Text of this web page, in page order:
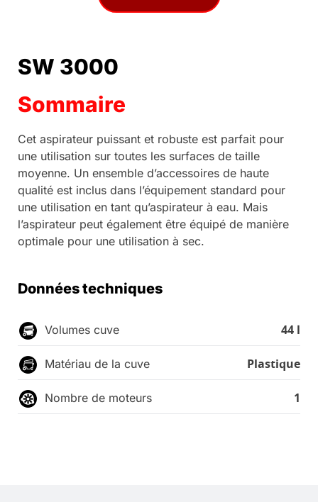
SW 3000
Sommaire
Cet aspirateur puissant et robuste est parfait pour
une utilisation sur toutes les surfaces de taille
moyenne. Un ensemble d’accessoires de haute
qualité est inclus dans l’équipement standard pour
une utilisation en tant qu’aspirateur à eau. Mais
l’aspirateur peut également être équipé de manière
optimale pour une utilisation à sec.
Données techniques
Volumes cuve 44 l
Matériau de la cuve Plastique
Nombre de moteurs 1